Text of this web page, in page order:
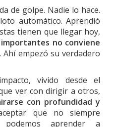
de golpe. Nadie lo hace.
automático. Aprendió
tienen que llegar hoy,
no conviene
. Ahí empezó su verdadero
vivido desde el
ver con dirigir a otros,
con profundidad y
que no siempre
aprender a